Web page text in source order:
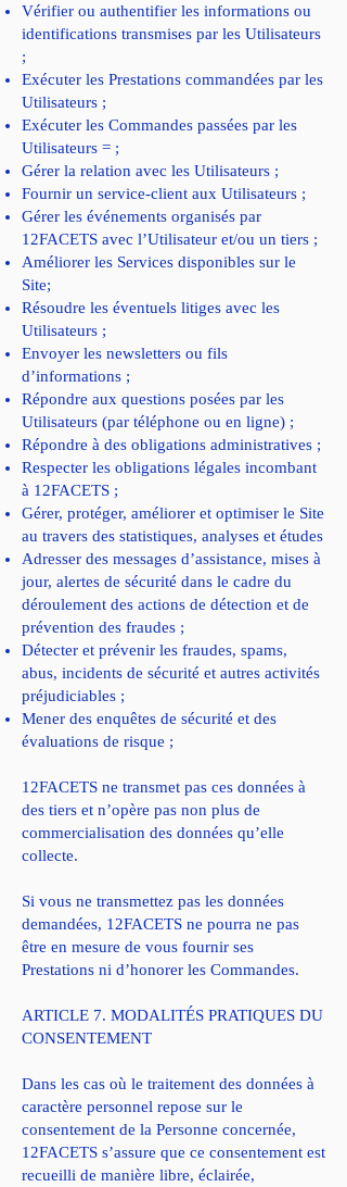
Vérifier ou authentifier les informations ou
identifications transmises par les Utilisateurs
;
Exécuter les Prestations commandées par les
Utilisateurs ;
Exécuter les Commandes passées par les
Utilisateurs = ;
Gérer la relation avec les Utilisateurs ;
Fournir un service-client aux Utilisateurs ;
Gérer les événements organisés par
12FACETS avec l’Utilisateur et/ou un tiers ;
Améliorer les Services disponibles sur le
Site;
Résoudre les éventuels litiges avec les
Utilisateurs ;
Envoyer les newsletters ou fils
d’informations ;
Répondre aux questions posées par les
Utilisateurs (par téléphone ou en ligne) ;
Répondre à des obligations administratives ;
Respecter les obligations légales incombant
à 12FACETS ;
Gérer, protéger, améliorer et optimiser le Site
au travers des statistiques, analyses et études
Adresser des messages d’assistance, mises à
jour, alertes de sécurité dans le cadre du
déroulement des actions de détection et de
prévention des fraudes ;
Détecter et prévenir les fraudes, spams,
abus, incidents de sécurité et autres activités
préjudiciables ;
Mener des enquêtes de sécurité et des
évaluations de risque ;
12FACETS ne transmet pas ces données à
des tiers et n’opère pas non plus de
commercialisation des données qu’elle
collecte.
Si vous ne transmettez pas les données
demandées, 12FACETS ne pourra ne pas
être en mesure de vous fournir ses
Prestations ni d’honorer les Commandes.
ARTICLE 7. MODALITÉS PRATIQUES DU
CONSENTEMENT
Dans les cas où le traitement des données à
caractère personnel repose sur le
consentement de la Personne concernée,
12FACETS s’assure que ce consentement est
recueilli de manière libre, éclairée,